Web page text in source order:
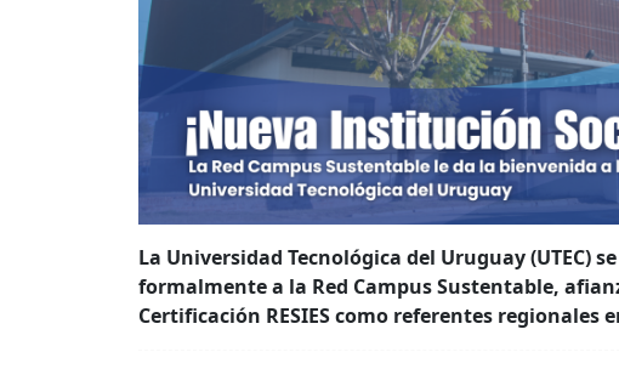
La Universidad Tecnológica del Uruguay (UTEC)
formalmente a la Red Campus Sustentable,
Certificación RESIES como referentes